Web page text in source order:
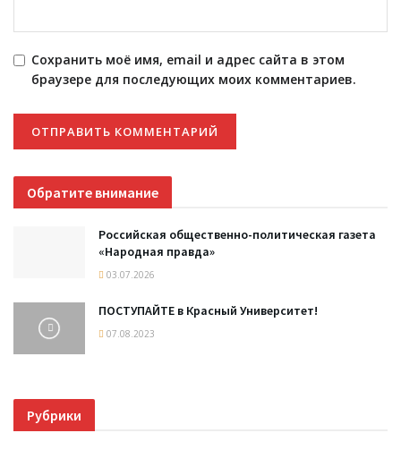
Сохранить моё имя, email и адрес сайта в этом
браузере для последующих моих комментариев.
Обратите внимание
Российская общественно-политическая газета
«Народная правда»
03.07.2026
ПОСТУПАЙТЕ в Красный Университет!
07.08.2023
Рубрики